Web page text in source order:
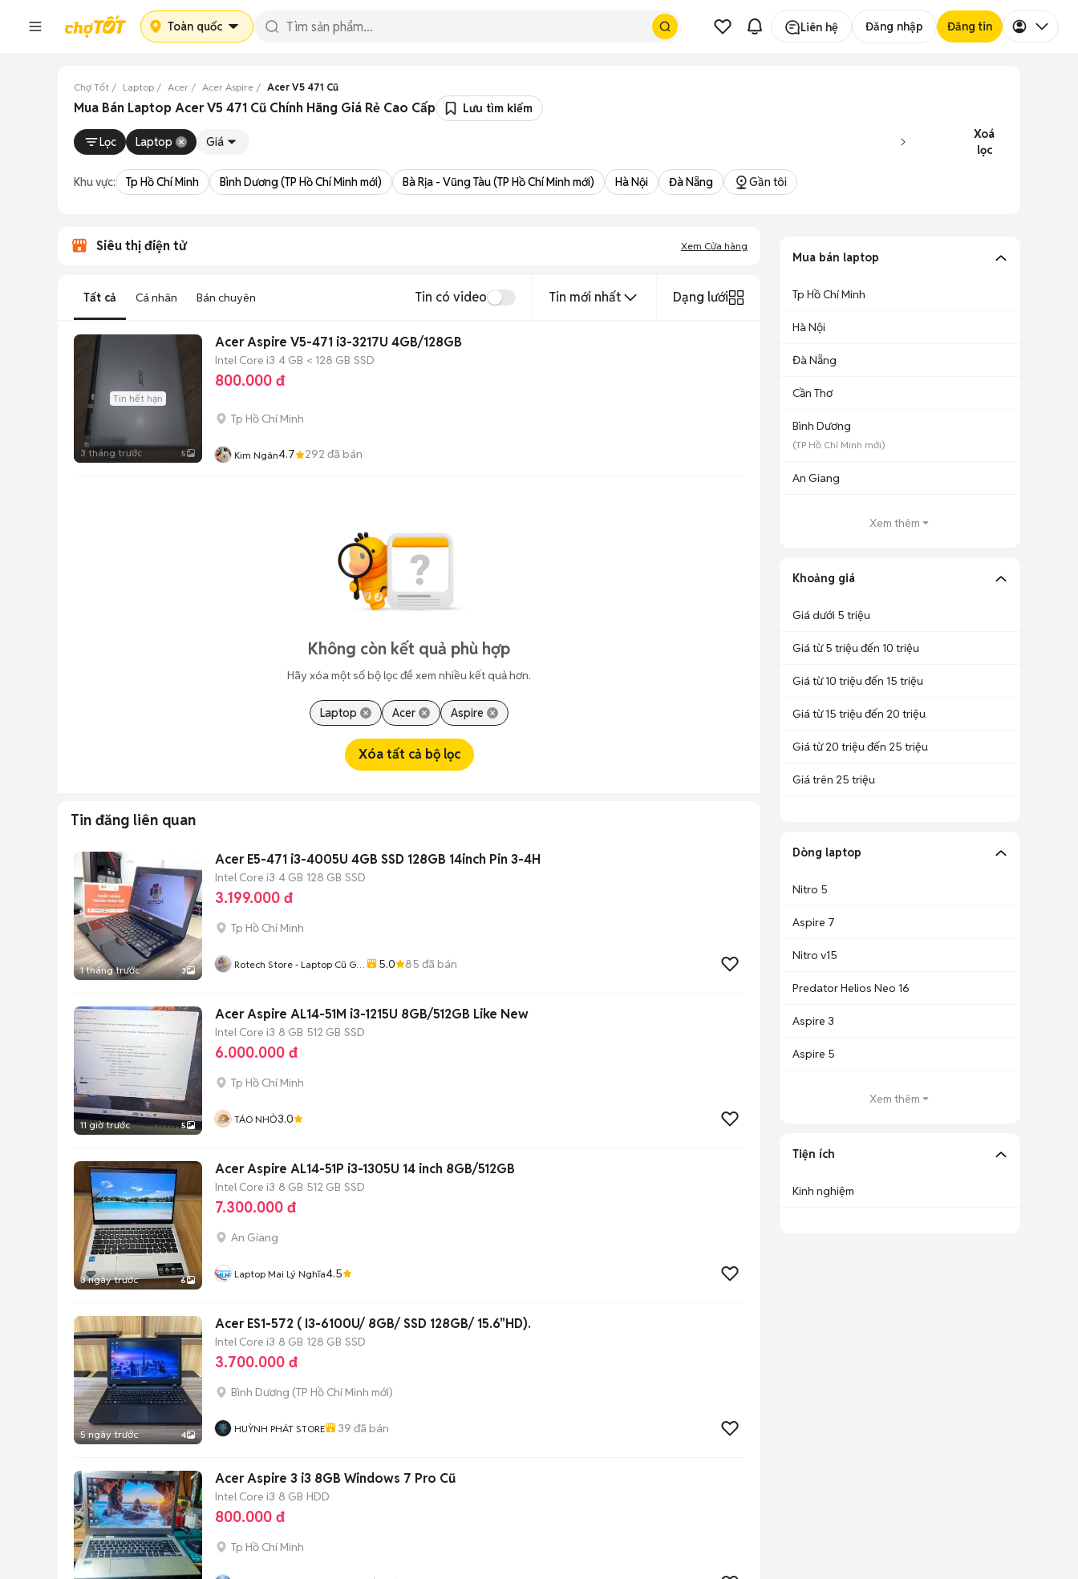
Toàn quốc Liên hệ Đăng nhập Đăng tin
Chợ Tốt Laptop Acer Acer Aspire Acer V5 471 Cũ
Mua Bán Laptop Acer V5 471 Cũ Chính Hãng Giá Rẻ Cao Cấp Lưu tìm kiếm
Lọc Laptop Giá
Xoá
lọc
Khu vực: Tp Hồ Chí Minh Bình Dương (TP Hồ Chí Minh mới) Bà Rịa - Vũng Tàu (TP Hồ Chí Minh mới) Hà Nội Đà Nẵng Gần tôi
Siêu thị điện tử Xem Cửa hàng
Tất cả Cá nhân Bán chuyên Tin có video Tin mới nhất Dạng lưới
Tin hết hạn
3 tháng trước 5
Acer Aspire V5-471 i3-3217U 4GB/128GB
Intel Core i3 4 GB < 128 GB SSD
800.000 đ
Tp Hồ Chí Minh
Kim Ngân4.7 292 đã bán
Không còn kết quả phù hợp
Hãy xóa một số bộ lọc để xem nhiều kết quả hơn.
Laptop Acer Aspire
Xóa tất cả bộ lọc
Tin đăng liên quan
1 tháng trước 3
Acer E5-471 i3-4005U 4GB SSD 128GB 14inch Pin 3-4H
Intel Core i3 4 GB 128 GB SSD
3.199.000 đ
Tp Hồ Chí Minh
Rotech Store - Laptop Cũ Giá
5.0 85 đã bán
11 giờ trước 5
Acer Aspire AL14-51M i3-1215U 8GB/512GB Like New
Intel Core i3 8 GB 512 GB SSD
6.000.000 đ
Tp Hồ Chí Minh
TÁO NHỎ3.0
3 ngày trước 6
Acer Aspire AL14-51P i3-1305U 14 inch 8GB/512GB
Intel Core i3 8 GB 512 GB SSD
7.300.000 đ
An Giang
Laptop Mai Lý Nghĩa4.5
5 ngày trước 4
Acer ES1-572 ( I3-6100U/ 8GB/ SSD 128GB/ 15.6"HD).
Intel Core i3 8 GB 128 GB SSD
3.700.000 đ
Bình Dương (TP Hồ Chí Minh mới)
HUỲNH PHÁT STORE 39 đã bán
Acer Aspire 3 i3 8GB Windows 7 Pro Cũ
Intel Core i3 8 GB HDD
800.000 đ
Tp Hồ Chí Minh
Mua bán laptop
Tp Hồ Chí Minh
Hà Nội
Đà Nẵng
Cần Thơ
Bình Dương
(TP Hồ Chí Minh mới)
An Giang
Xem thêm
Khoảng giá
Giá dưới 5 triệu
Giá từ 5 triệu đến 10 triệu
Giá từ 10 triệu đến 15 triệu
Giá từ 15 triệu đến 20 triệu
Giá từ 20 triệu đến 25 triệu
Giá trên 25 triệu
Dòng laptop
Nitro 5
Aspire 7
Nitro v15
Predator Helios Neo 16
Aspire 3
Aspire 5
Xem thêm
Tiện ích
Kinh nghiệm